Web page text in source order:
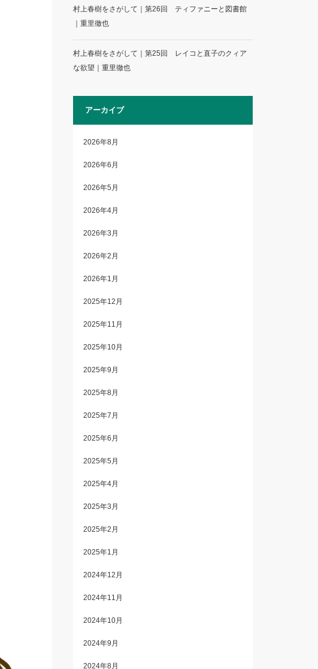
村上春樹をさがして｜第26回 ティファニーと図書館
｜重里徹也
村上春樹をさがして｜第25回 レイコと直子のクィア
な欲望｜重里徹也
アーカイブ
2026年8月
2026年6月
2026年5月
2026年4月
2026年3月
2026年2月
2026年1月
2025年12月
2025年11月
2025年10月
2025年9月
2025年8月
2025年7月
2025年6月
2025年5月
2025年4月
2025年3月
2025年2月
2025年1月
2024年12月
2024年11月
2024年10月
2024年9月
2024年8月